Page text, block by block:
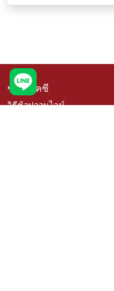
ช้อปที่เคซี
วิธีช้อปออนไลน์